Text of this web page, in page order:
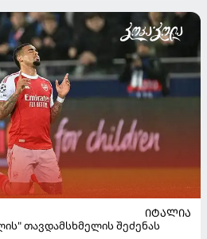
ᲘᲢᲐᲚᲘᲐ
თავდამსხმელის შეძენას